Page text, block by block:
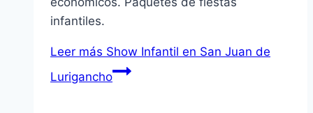
infantiles.
Leer más Show Infantil en San Juan de
Lurigancho